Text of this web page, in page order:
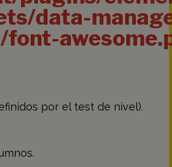
data-
font-
por el test de nivel).